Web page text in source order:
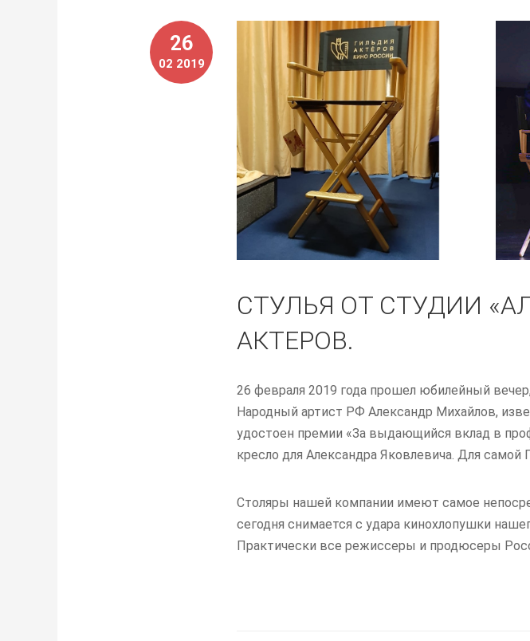
26
02 2019
СТУЛЬЯ ОТ СТУДИИ
АКТЕРОВ.
26 февраля 2019 года прошел юбилейный
Народный артист РФ Александр Михайлов,
удостоен премии «За выдающийся вклад в
кресло для Александра Яковлевича. Для самой
Столяры нашей компании имеют самое
сегодня снимается с удара кинохлопушки
Практически все режиссеры и продюсеры